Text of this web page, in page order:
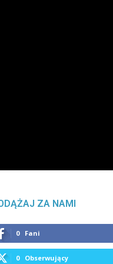
ZA NAMI
0 Fani
0 Obserwujący